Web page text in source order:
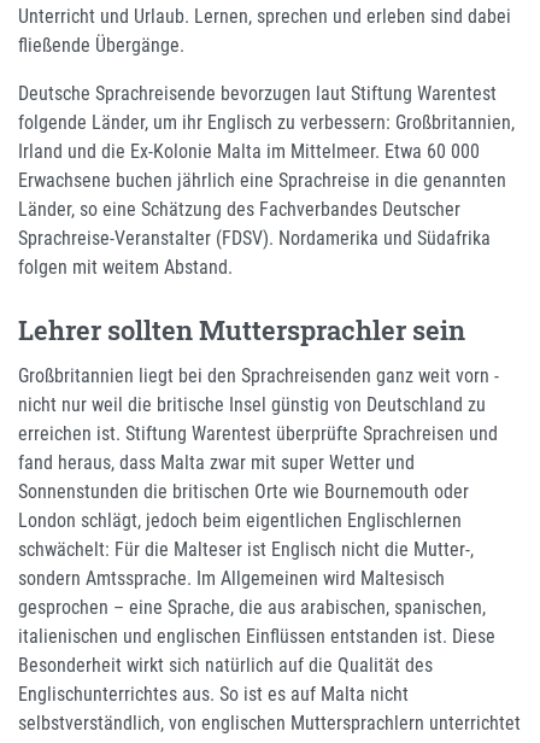
Unterricht und Urlaub. Lernen, sprechen und erleben sind dabei
fließende Übergänge.
Deutsche Sprachreisende bevorzugen laut Stiftung Warentest
folgende Länder, um ihr Englisch zu verbessern: Großbritannien,
Irland und die Ex-Kolonie Malta im Mittelmeer. Etwa 60 000
Erwachsene buchen jährlich eine Sprachreise in die genannten
Länder, so eine Schätzung des Fachverbandes Deutscher
Sprachreise-Veranstalter (FDSV). Nordamerika und Südafrika
folgen mit weitem Abstand.
Lehrer sollten Muttersprachler sein
Großbritannien liegt bei den Sprachreisenden ganz weit vorn -
nicht nur weil die britische Insel günstig von Deutschland zu
erreichen ist. Stiftung Warentest überprüfte Sprachreisen und
fand heraus, dass Malta zwar mit super Wetter und
Sonnenstunden die britischen Orte wie Bournemouth oder
London schlägt, jedoch beim eigentlichen Englischlernen
schwächelt: Für die Malteser ist Englisch nicht die Mutter-,
sondern Amtssprache. Im Allgemeinen wird Maltesisch
gesprochen – eine Sprache, die aus arabischen, spanischen,
italienischen und englischen Einflüssen entstanden ist. Diese
Besonderheit wirkt sich natürlich auf die Qualität des
Englischunterrichtes aus. So ist es auf Malta nicht
selbstverständlich, von englischen Muttersprachlern unterrichtet